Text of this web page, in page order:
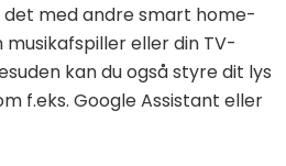
det med andre smart home-
eller din TV-
kan du også styre dit lys
f.eks. Google Assistant eller